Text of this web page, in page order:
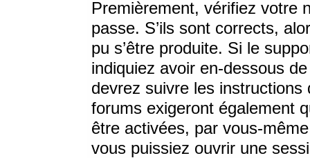
Premièrement, vérifiez votre
passe. S’ils sont corrects,
pu s’être produite. Si le
indiquiez avoir en-dessous
devrez suivre les
forums exigeront également
être activées, par vous-
vous puissiez ouvrir une